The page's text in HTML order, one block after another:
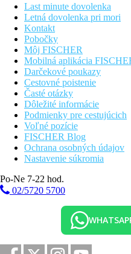
Last minute dovolenka
Letná dovolenka pri mori
Kontakt
Pobočky
Môj FISCHER
Mobilná aplikácia
Darčekové poukazy
Cestovné poistenie
Časté otázky
Dôležité informácie
Podmienky pre cestujúcich
Voľné pozície
FISCHER Blog
Ochrana osobných údajov
Nastavenie súkromia
Po-Ne 7-22 hod.
02/5720 5700